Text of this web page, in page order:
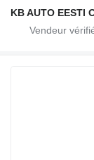
KB AUTO EESTI